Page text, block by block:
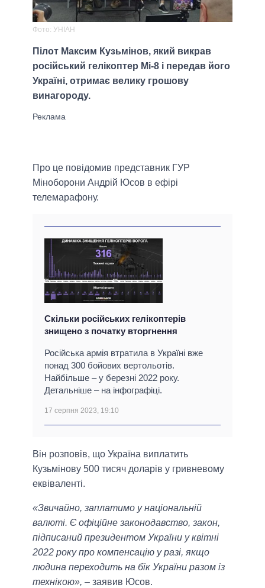
Фото: УНІАН
Пілот Максим Кузьмінов, який викрав
російський гелікоптер Мі-8 і передав його
Україні, отримає велику грошову
винагороду.
Про це повідомив представник ГУР
Міноборони Андрій Юсов в ефірі
телемарафону.
Скільки російських гелікоптерів
знищено з початку вторгнення
Російська армія втратила в Україні вже
понад 300 бойових вертольотів.
Найбільше – у березні 2022 року.
Детальніше – на інфографіці.
17 серпня 2023, 19:10
Він розповів, що Україна виплатить
Кузьмінову 500 тисяч доларів у гривневому
еквіваленті.
«Звичайно, заплатимо у національній
валюті. Є офіційне законодавство, закон,
підписаний президентом України у квітні
2022 року про компенсацію у разі, якщо
людина переходить на бік України разом із
технікою», – заявив Юсов.